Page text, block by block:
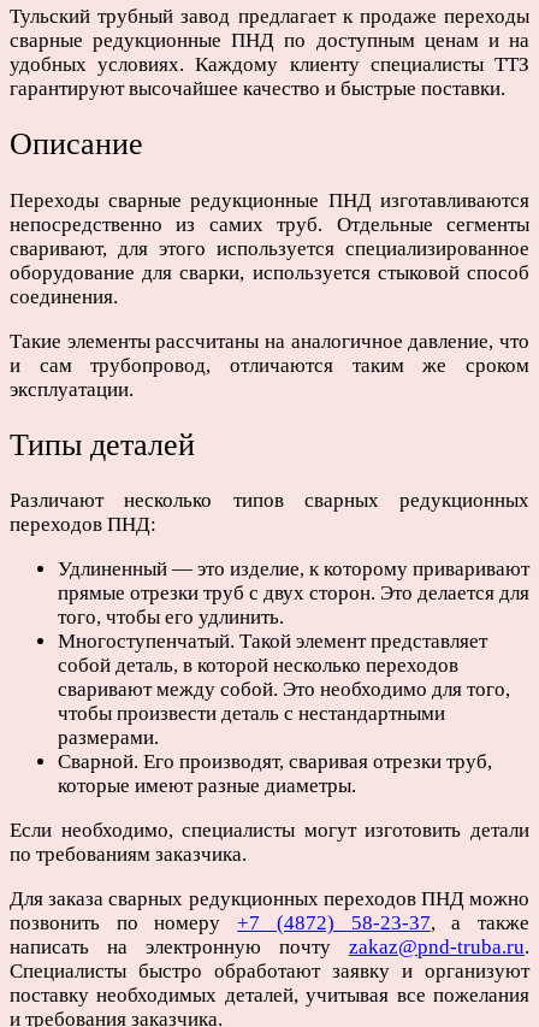
Тульский трубный завод предлагает к продаже переходы
сварные редукционные ПНД по доступным ценам и на
удобных условиях. Каждому клиенту специалисты ТТЗ
гарантируют высочайшее качество и быстрые поставки.
Описание
Переходы сварные редукционные ПНД изготавливаются
непосредственно из самих труб. Отдельные сегменты
сваривают, для этого используется специализированное
оборудование для сварки, используется стыковой способ
соединения.
Такие элементы рассчитаны на аналогичное давление, что
и сам трубопровод, отличаются таким же сроком
эксплуатации.
Типы деталей
Различают несколько типов сварных редукционных
переходов ПНД:
Удлиненный — это изделие, к которому приваривают
прямые отрезки труб с двух сторон. Это делается для
того, чтобы его удлинить.
Многоступенчатый. Такой элемент представляет
собой деталь, в которой несколько переходов
сваривают между собой. Это необходимо для того,
чтобы произвести деталь с нестандартными
размерами.
Сварной. Его производят, сваривая отрезки труб,
которые имеют разные диаметры.
Если необходимо, специалисты могут изготовить детали
по требованиям заказчика.
Для заказа сварных редукционных переходов ПНД можно
позвонить по номеру+7 (4872) 58-23-37, а также
написать на электронную почту zakaz@pnd-truba.ru.
Специалисты быстро обработают заявку и организуют
поставку необходимых деталей, учитывая все пожелания
и требования заказчика.